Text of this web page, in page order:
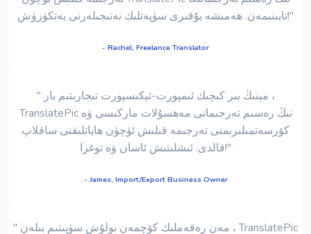
تايىنىمەن. ھەمىشە يۇقىرى سۈپەتلىك نەتىجىلەرنى يەتكۈزۈش!"
- Rachel, Freelance Translator
" مېنىڭ بىر كىچىك ئىمپورت-ئېكىسپورت تىجارىتىم بار ،
TranslatePic نىڭ رەسىم تەرجىمانى مەھسۇلات ماركىسى ۋە
كۆرسەتمىلىرىمنى تەرجىمە قىلىش ئۈچۈن ھاياتلىقنى ساقلاپ
قالدى. ئىشلىتىش ئاسان ۋە توغرا!"
- James, Import/Export Business Owner
" مەن رەقەملىك كۆچمەن بولۇش سۈپىتىم بىلەن ، TranslatePic